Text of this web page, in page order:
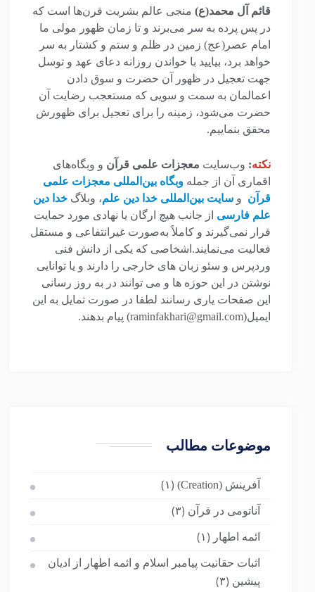
قائم آل محمد(ع) منجی عالم بشریت قرن‌ها است که
در پس پرده به سر می‌برند و تا زمان ظهور مولی ما
امام عصر(عج) زمین در ظلم و ستم و کشتار به سر
خواهد برد، بیایید با خواندن روزانه دعای عهد و توسل
جهت تعجیل در ظهور آن حضرت و سوق دادن
اعمالمان به سمت و سویی که مستعجب رضایت آن
حضرت می‌شود، زمینه را برای تعجیل برای ظهورش
محقق بنماییم.
نکته: وب‌سایت معجزات علمی قرآن و وبگاه‌های
اقماری آن از جمله وبگاه بین‌المللی معجزات علمی
قرآن و سایت بین‌المللی خدا دین علم، وبلاگ خدا دین
علم فارسی از جانب هیچ ارگان یا نهادی مورد حمایت
قرار نمی‌گیرند و کاملاً به‌صورت غیرانتفاعی و مستقل
فعالیت می‌نمایند.اشخاصی که یکی از دانش فنی
وردپرس و سئو زبان های خارجی را دارند و یا توانایی
نوشتن در این حوزه ها و می توانند در به روز رسانی
این صفحات یاری رسانند لطفا در صورت تمایل به این
ایمیل(raminfakhari@gmail.com) پیام بدهند.
موضوعات مطالب
آفرینش (Creation) (۱)
آناتومی در قرآن (۳)
ائمه اطهار (۱)
اثبات حقانیت پیامبر اسلام و ائمه اطهار از ادیان
پیشین (۳)